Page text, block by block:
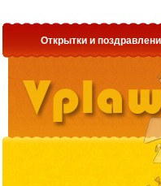
Открытки и